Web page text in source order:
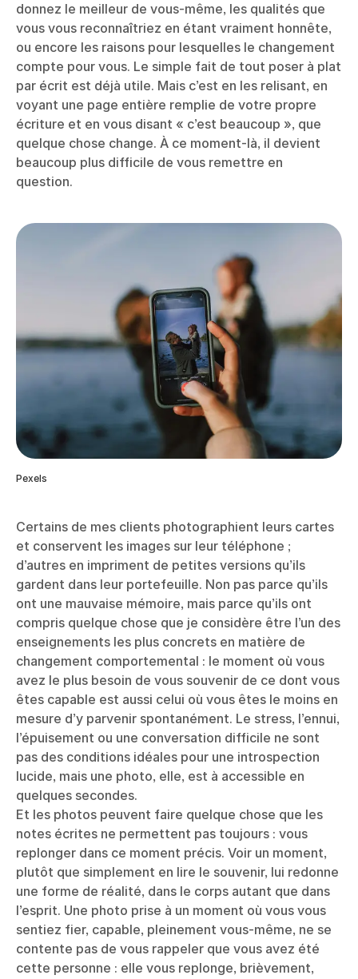
donnez le meilleur de vous-même, les qualités que
vous vous reconnaîtriez en étant vraiment honnête,
ou encore les raisons pour lesquelles le changement
compte pour vous. Le simple fait de tout poser à plat
par écrit est déjà utile. Mais c’est en les relisant, en
voyant une page entière remplie de votre propre
écriture et en vous disant « c’est beaucoup », que
quelque chose change. À ce moment-là, il devient
beaucoup plus difficile de vous remettre en
question.
Pexels
Certains de mes clients photographient leurs cartes
et conservent les images sur leur téléphone ;
d’autres en impriment de petites versions qu’ils
gardent dans leur portefeuille. Non pas parce qu’ils
ont une mauvaise mémoire, mais parce qu’ils ont
compris quelque chose que je considère être l’un des
enseignements les plus concrets en matière de
changement comportemental : le moment où vous
avez le plus besoin de vous souvenir de ce dont vous
êtes capable est aussi celui où vous êtes le moins en
mesure d’y parvenir spontanément. Le stress, l’ennui,
l’épuisement ou une conversation difficile ne sont
pas des conditions idéales pour une introspection
lucide, mais une photo, elle, est à accessible en
quelques secondes.
Et les photos peuvent faire quelque chose que les
notes écrites ne permettent pas toujours : vous
replonger dans ce moment précis. Voir un moment,
plutôt que simplement en lire le souvenir, lui redonne
une forme de réalité, dans le corps autant que dans
l’esprit. Une photo prise à un moment où vous vous
sentiez fier, capable, pleinement vous-même, ne se
contente pas de vous rappeler que vous avez été
cette personne : elle vous replonge, brièvement,